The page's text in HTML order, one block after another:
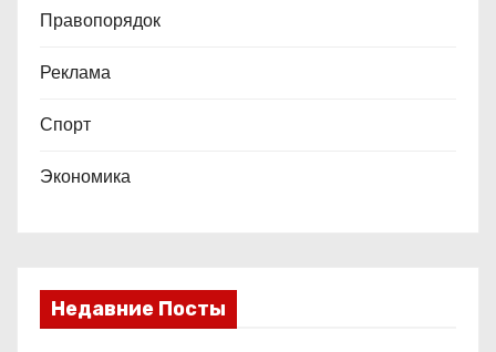
Правопорядок
Реклама
Спорт
Экономика
Недавние Посты